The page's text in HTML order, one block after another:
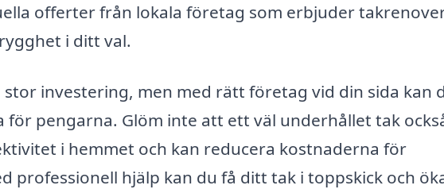
offerter från lokala företag som erbjuder
i ditt val.
investering, men med rätt företag vid din sida kan
för pengarna. Glöm inte att ett väl underhållet tak
i hemmet och kan reducera kostnaderna för
professionell hjälp kan du få ditt tak i toppskick och